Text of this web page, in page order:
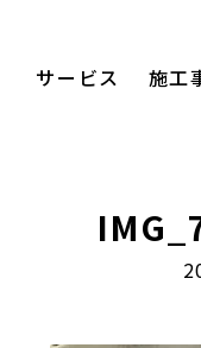
サービス 施工